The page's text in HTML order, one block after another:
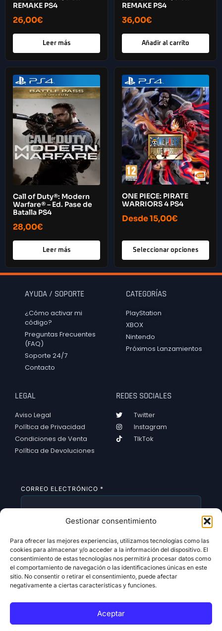
Gestionar consentimiento
Para ofrecer las mejores experiencias, utilizamos tecnologías como las
cookies para almacenar y/o acceder a la información del dispositivo. El
consentimiento de estas tecnologías nos permitirá procesar datos como
el comportamiento de navegación o las identificaciones únicas en este
sitio. No consentir o retirar el consentimiento, puede afectar
negativamente a ciertas características y funciones.
Aceptar
REMAKE PS4
26,00€
Leer más
REMAKE PS4
36,00€
Añadir al carrito
Call of Duty®: Modern
Warfare® – Ed. Pase de
Batalla PS4
28,00€
Leer más
ONE PIECE: PIRATE
WARRIORS 4 PS4
Desde15,00€
Seleccionar opciones
AYUDA / SOPORTE
¿Cómo activar mi
código?
Preguntas Frecuentes
(FAQ)
Soporte 24/7
Contacto
CATEGORÍAS
PlayStation
XBOX
Nintendo
Próximos Lanzamientos
LEGAL
Aviso Legal
Política de Privacidad
Condiciones de Venta
Política de Devoluciones
REDES SOCIALES
Twitter
Instagram
TIkTok
CORREO ELECTRÓNICO *
Copyright 2026 © All rights Reserved. Design by